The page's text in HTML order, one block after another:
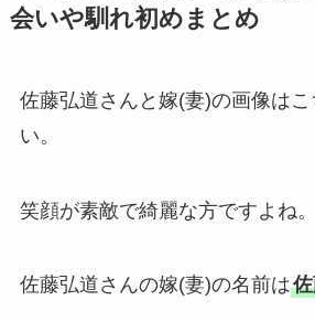
会いや馴れ初めまとめ
佐藤弘道さんと嫁(妻)の画像はこ
い。
笑顔が素敵で綺麗な方ですよね。
佐藤弘道さんの嫁(妻)の名前は